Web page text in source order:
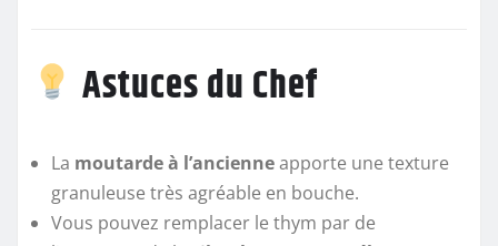
Astuces du Chef
La moutarde à l’ancienneapporte une texture
granuleuse très agréable en bouche.
Vous pouvez remplacer le thym par de